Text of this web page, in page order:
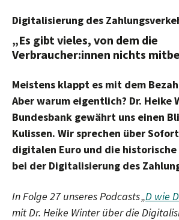
Digitalisierung des
„Es gibt vieles, von dem die
Verbraucher:innen nichts
Meistens klappt es mit dem
Aber warum eigentlich? Dr. Heike
Bundesbank gewährt uns einen
Kulissen. Wir sprechen über
digitalen Euro und die historische
bei der Digitalisierung des
In Folge 27 unseres Podcasts „D wie
mit Dr. Heike Winter über die